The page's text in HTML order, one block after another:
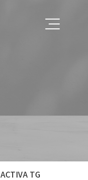
ACTIVA TG